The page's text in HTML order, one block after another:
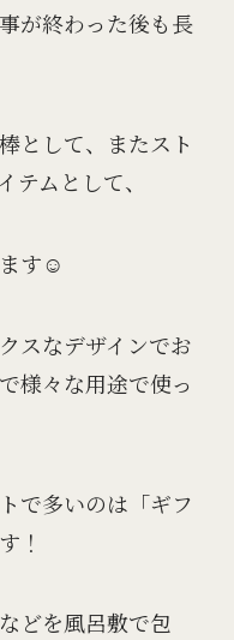
が終わった後も長
として、またスト
ムとして、
す☺️
スなデザインでお
様々な用途で使っ
で多いのは「ギフ
！
どを風呂敷で包